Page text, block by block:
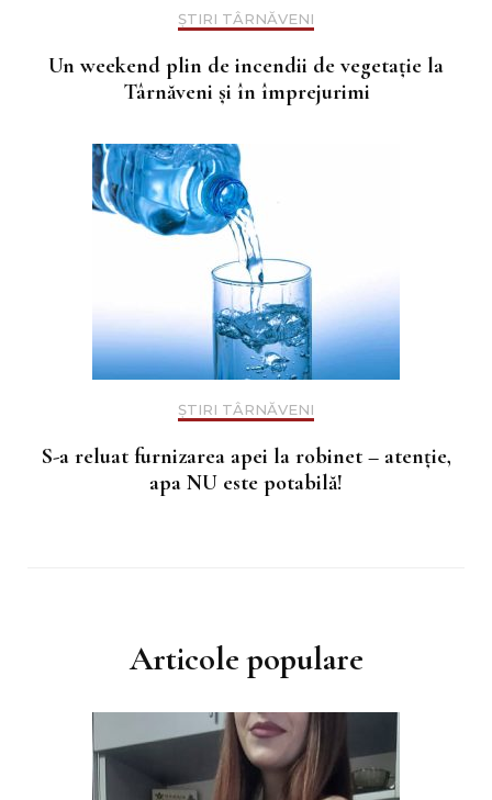
ȘTIRI TÂRNĂVENI
Un weekend plin de incendii de vegetație la
Târnăveni și în împrejurimi
ȘTIRI TÂRNĂVENI
S-a reluat furnizarea apei la robinet – atenție,
apa NU este potabilă!
Articole populare